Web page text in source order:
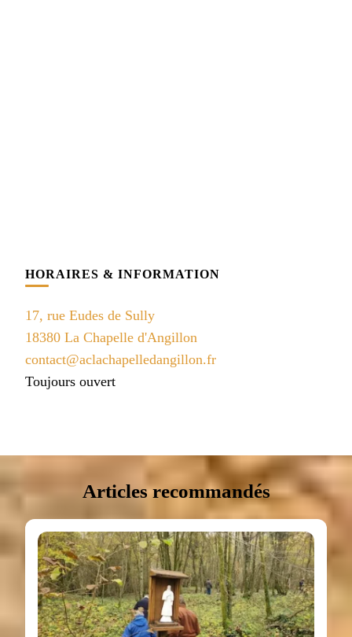
HORAIRES & INFORMATION
17, rue Eudes de Sully
18380 La Chapelle d'Angillon
contact@aclachapelledangillon.fr
Toujours ouvert
Articles recommandés